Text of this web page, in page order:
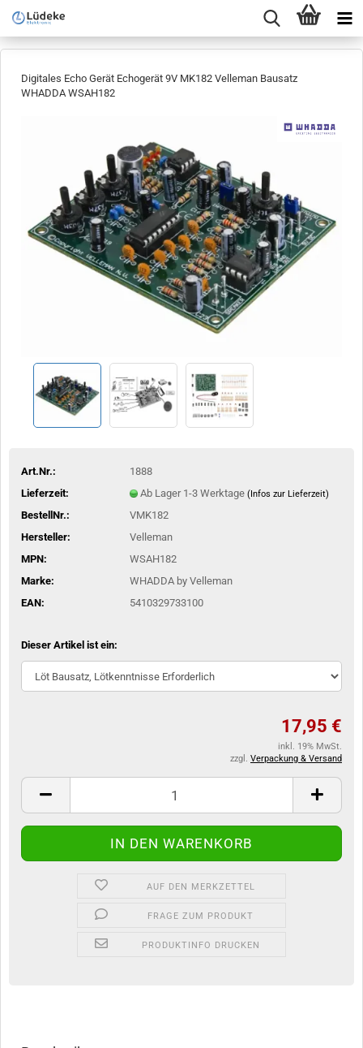
Digitales Echo Gerät Echogerät 9V MK182 Velleman Bausatz
WHADDA WSAH182
Art.Nr.:
1888
Lieferzeit:
Ab Lager 1-3 Werktage (Infos zur Lieferzeit)
BestellNr.:
VMK182
Hersteller:
Velleman
MPN:
WSAH182
Marke:
WHADDA by Velleman
EAN:
5410329733100
Dieser Artikel ist ein:
17,95 €
inkl. 19% MwSt.
zzgl. Verpackung & Versand
AUF DEN MERKZETTEL
FRAGE ZUM PRODUKT
PRODUKTINFO DRUCKEN